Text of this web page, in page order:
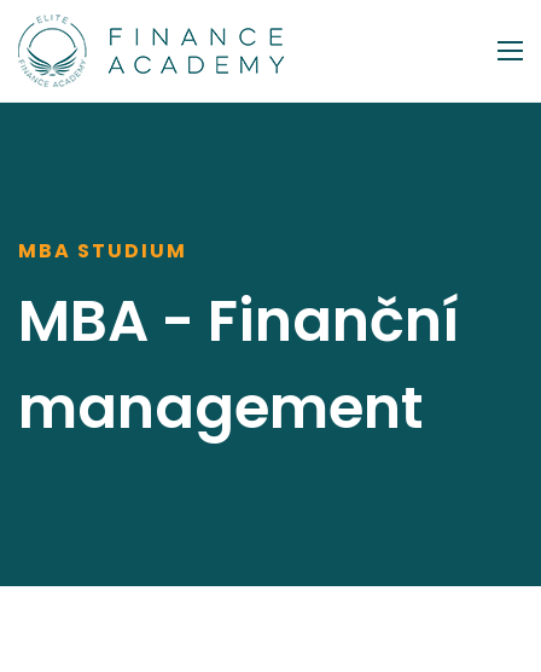
MBA STUDIUM
MBA - Finanční
management